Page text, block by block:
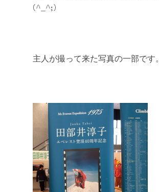
(^_^;)
主人が撮って来た写真の一部です。